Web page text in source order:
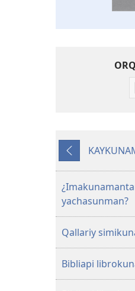
Kutiy
yachasunman?
Qallariy
Bibliapi